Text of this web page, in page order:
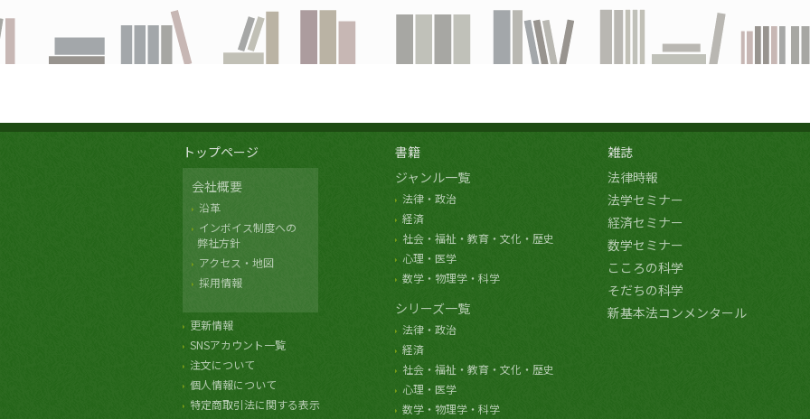
トップページ
会社概要
沿革
インボイス制度への
弊社方針
アクセス・地図
採用情報
更新情報
SNSアカウント一覧
注文について
個人情報について
特定商取引法に関する表示
書籍
ジャンル一覧
法律・政治
経済
社会・福祉・教育・文化・歴史
心理・医学
数学・物理学・科学
シリーズ一覧
法律・政治
経済
社会・福祉・教育・文化・歴史
心理・医学
数学・物理学・科学
雑誌
法律時報
法学セミナー
経済セミナー
数学セミナー
こころの科学
そだちの科学
新基本法コンメンタール